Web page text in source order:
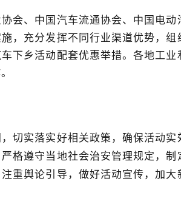
协会、中国汽车流通协会、中国电
，充分发挥不同行业渠道优势，
下乡活动配套优惠举措。各地工业
切实落实好相关政策，确保活动
格遵守当地社会治安管理规定，
重舆论引导，做好活动宣传，加